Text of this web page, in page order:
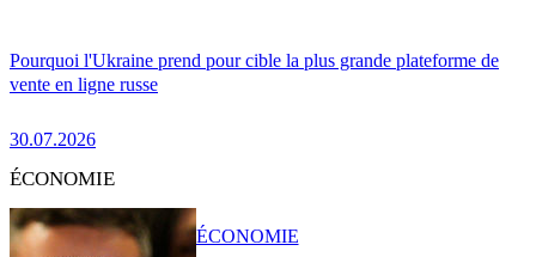
Pourquoi l'Ukraine prend pour cible la plus grande plateforme de
vente en ligne russe
30.07.2026
ÉCONOMIE
ÉCONOMIE